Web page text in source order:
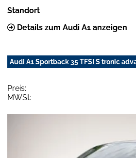
Standort
Details zum Audi A1 anzeigen
Audi A1 Sportback 35 TFSI S tronic
Preis:
MWSt: